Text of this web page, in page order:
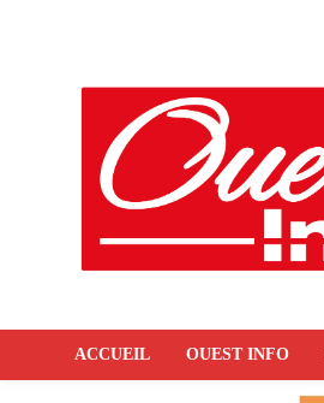
ACCUEIL OUEST INFO